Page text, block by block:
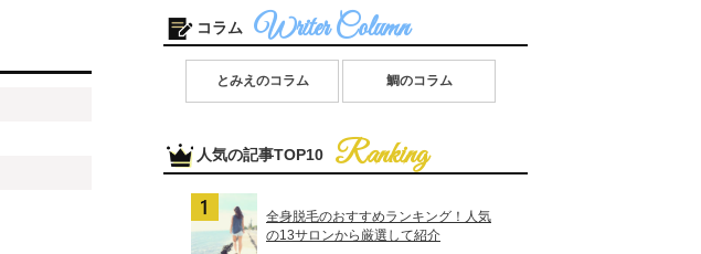
コラム
とみえのコラム 鯛のコラム
人気の記事TOP10
全身脱毛のおすすめランキング！人気
の13サロンから厳選して紹介